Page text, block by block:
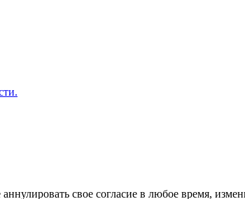
свое согласие в любое время,